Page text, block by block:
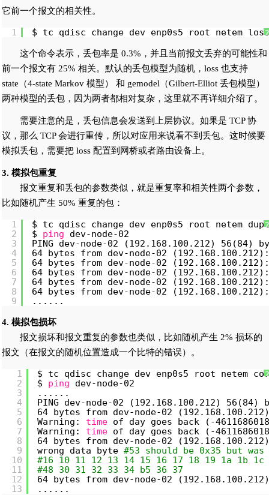
它前一个报文的相关性。
?
1 $ tc qdisc change dev enp0s5 root netem loss
这个命令表示，丢包率是 0.3%，并且当前报文丢弃的可能性和
前一个报文有 25% 相关。默认的丢包模型为随机，loss 也支持
state（4-state Markov 模型） 和 gemodel（Gilbert-Elliot 丢包模型）
两种模型的丢包，因为两者都相对复杂，这里就不再详细介绍了。
需要注意的是，丢包信息会发送到上层协议。如果是 TCP 协
议，那么 TCP 会进行重传，所以对应用来说看不到丢包。这时候要
模拟丢包，需要把 loss 配置到网桥或者路由设备上。
3. 模拟包重复
报文重复和丢包的参数类似，就是重复率和相关性两个参数，
比如随机产生 50% 重复的包：
?
1
2
3
4
5
6
7
8
9
$ tc qdisc change dev enp0s5 root netem
$ ping
dev-node-02
PING dev-node-02 (192.168.100.212) 56(84)
64 bytes from dev-node-02
64 bytes from dev-node-02
64 bytes from dev-node-02
64 bytes from dev-node-02
64 bytes from dev-node-02
......
4. 模拟包损坏
报文损坏和报文重复的参数也类似，比如随机产生 2% 损坏的
报文（在报文的随机位置造成一个比特的错误）。
?
1
2
3
4
5
6
7
8
9
10
11
12
13
$ tc qdisc change dev enp0s5 root netem
$ ping
dev-node-02
......
PING dev-node-02 (192.168.100.212)
64 bytes from dev-node-02
Warning: time of day goes back (-
Warning: time of day goes back (-
64 bytes from dev-node-02
wrong data byte #53 should be 0x35 but was
#16 10 11 12 13 14 15 16 17 18 19 1a 1b
#48 30 31 32 33 34 b5 36 37
64 bytes from dev-node-02
......